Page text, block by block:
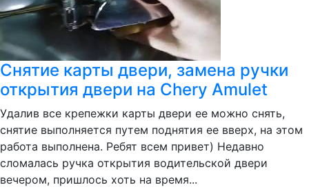
Снятие карты двери, замена ручки
открытия двери на Chery Amulet
Удалив все крепежки карты двери ее можно снять,
снятие выполняется путем поднятия ее вверх, на этом
работа выполнена. Ребят всем привет) Недавно
сломалась ручка открытия водительской двери
вечером, пришлось хоть на время...